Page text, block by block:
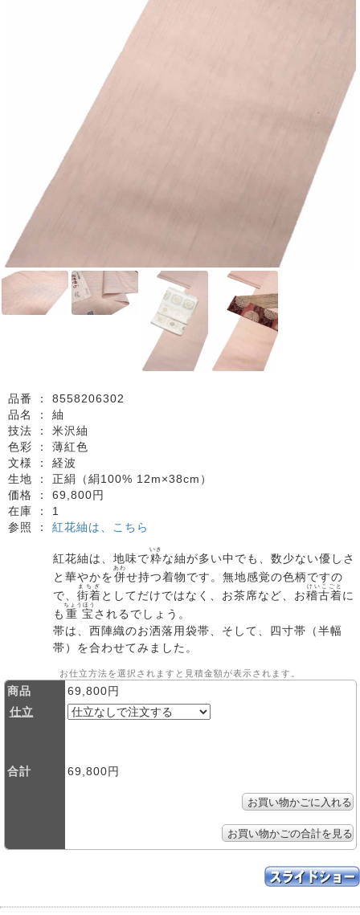
品番 ： 8558206302
品名 ： 紬
技法 ： 米沢紬
色彩 ： 薄紅色
文様 ： 経波
生地 ： 正絹（絹100% 12m×38cm）
価格 ： 69,800円
在庫 ： 1
参照 ： 紅花紬は、こちら
紅花紬は、地味で粋
いき
な紬が多い中でも、数少ない優しさ
と華やかを併
あわ
せ持つ着物です。無地感覚の色柄ですの
で、 街着
まちぎ
としてだけではなく、お茶席など、お稽古着
けいこごと
に
も 重宝
ちょうほう
されるでしょう。
帯は、西陣織のお洒落用袋帯、そして、四寸帯（半幅
帯）を合わせてみました。
お仕立方法を選択されますと見積金額が表示されます。
商品
69,800円
仕立
合計 69,800円